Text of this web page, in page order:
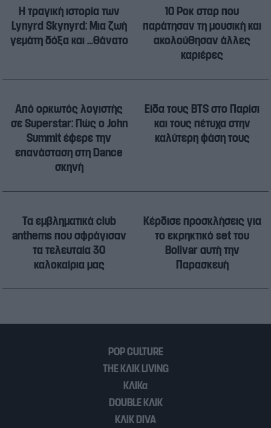
Η τραγική ιστορία των
Lynyrd Skynyrd: Μια ζωή
γεμάτη δόξα και …θάνατο
10 Ροκ σταρ που
παράτησαν τη μουσική και
ακολούθησαν άλλες
καριέρες
Από ορκωτός λογιστής
σε Superstar: Πώς ο John
Summit έφερε την
επανάσταση στη Dance
σκηνή
Είδα τους BTS στο Παρίσι
και τους πέτυχα στην
καλύτερη φάση τους
Τα εμβληματικά club
anthems που σφράγισαν
τα τελευταία 30
καλοκαίρια μας
Κέρδισε προσκλήσεις για
το εκρηκτικό set του
Bolivar αυτή την
Παρασκευή
POP CULTURE
THE ΚΛΙΚ LIVING
ΚΛΙΚα
DOUBLE ΚΛΙΚ
ΚΛΙΚ DIVA